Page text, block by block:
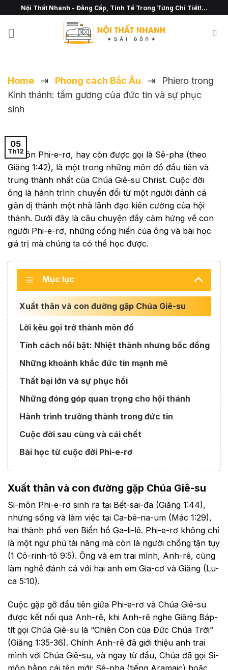
Chuyển
đến
nội
Nội Thất Nhanh - Đẳng Cấp, Tinh Tế Trong Từng Chi Tiết!...
Home ⇥ Phong cách Bắc Âu ⇥
Phiero trong
Kinh thánh: tấm gương của đức tin và sự phục
sinh
05
Th12
Si-môn Phi-e-rơ, hay còn được gọi là Sê-pha (theo
Giăng 1:42), là một trong những môn đồ đầu tiên và
trung thành nhất của Chúa Giê-su Christ. Cuộc đời
ông là hành trình chuyển đổi từ một người đánh cá
giản dị thành một nhà lãnh đạo kiên cường của hội
thánh. Dưới đây là câu chuyện đầy cảm hứng về con
người Phi-e-rơ, những cống hiến của ông và bài học
giá trị mà chúng ta có thể học được.
Mục lục
Xuất thân và con đường gặp Chúa Giê-su
Lời kêu gọi trở thành môn đồ
Tính cách nổi bật: Nhiệt thành nhưng bốc đồng
Những khoảnh khắc đức tin mạnh mẽ
Thất bại lớn và sự phục hồi
Những đóng góp quan trọng cho hội thánh
Hành trình trưởng thành trong đức tin
Cuộc đời sau cùng và cái chết
Bài học từ cuộc đời Phi-e-rơ
Xuất thân và con đường gặp Chúa Giê-su
Si-môn Phi-e-rơ sinh ra tại Bết-sai-đa (Giăng 1:44),
nhưng sống và làm việc tại Ca-bê-na-um (Mác 1:29),
hai thành phố ven Biển hồ Ga-li-lê. Phi-e-rơ không chỉ
là một ngư phủ tài năng mà còn là người chồng tận tụy
(1 Cô-rinh-tô 9:5). Ông và em trai mình, Anh-rê, cùng
làm nghề đánh cá với hai anh em Gia-cơ và Giăng (Lu-
ca 5:10).
Cuộc gặp gỡ đầu tiên giữa Phi-e-rơ và Chúa Giê-su
được kết nối qua Anh-rê, khi Anh-rê nghe Giăng Báp-
tít gọi Chúa Giê-su là “Chiên Con của Đức Chúa Trời”
(Giăng 1:35-36). Chính Anh-rê đã giới thiệu anh trai
mình với Chúa Giê-su, và ngay từ đầu, Chúa đã gọi Si-